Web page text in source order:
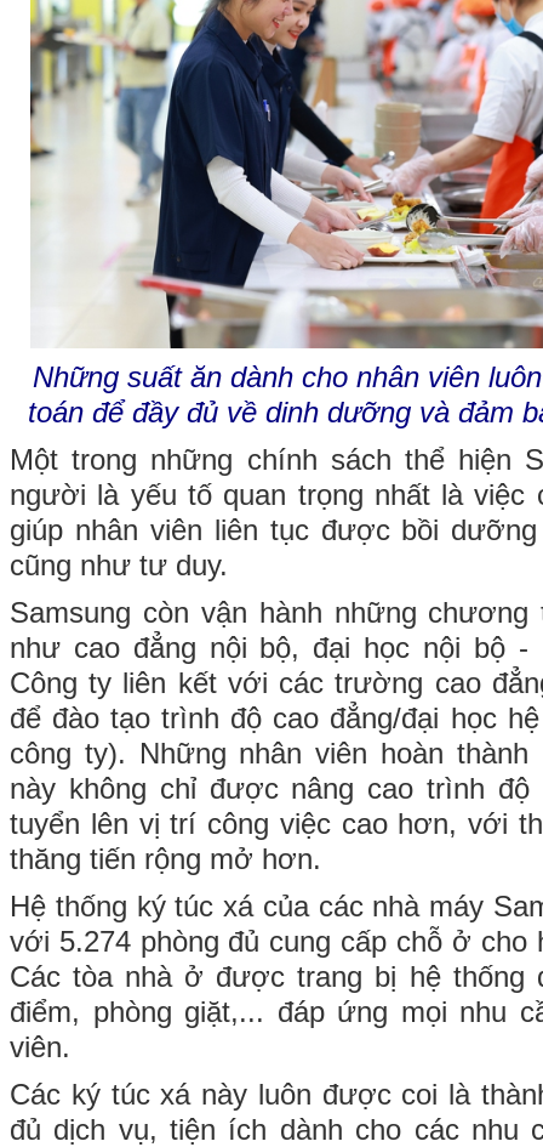
Những suất ăn dành cho nhân viên
toán để đầy đủ về dinh dưỡng và đảm
Một trong những chính sách thể hiện
người là yếu tố quan trọng nhất là việc
giúp nhân viên liên tục được bồi
cũng như tư duy.
Samsung còn vận hành những
như cao đẳng nội bộ, đại học nội bộ
Công ty liên kết với các trường cao
để đào tạo trình độ cao đẳng/đại học
công ty). Những nhân viên hoàn
này không chỉ được nâng cao trình
tuyển lên vị trí công việc cao hơn, với
thăng tiến rộng mở hơn.
Hệ thống ký túc xá của các nhà máy
với 5.274 phòng đủ cung cấp chỗ ở cho
Các tòa nhà ở được trang bị hệ thống
điểm, phòng giặt,... đáp ứng mọi nhu
viên.
Các ký túc xá này luôn được coi là
đủ dịch vụ, tiện ích dành cho các nhu